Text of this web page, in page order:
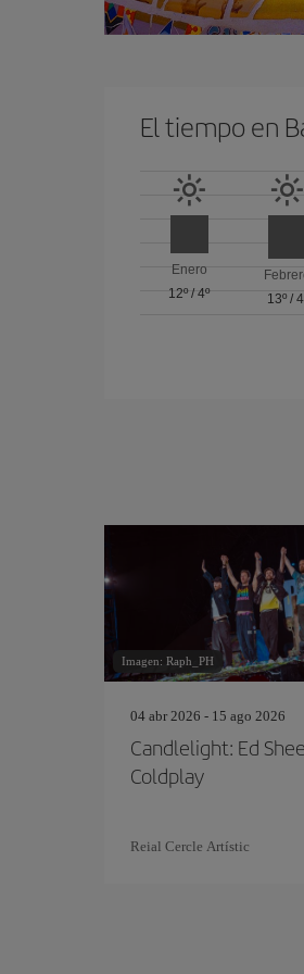
El tiempo en
Enero
12º/4º
13º/
Imagen: Raph_PH
04 abr 2026 - 15 ago 2026
Candlelight: Ed
Coldplay
Reial Cercle Artístic